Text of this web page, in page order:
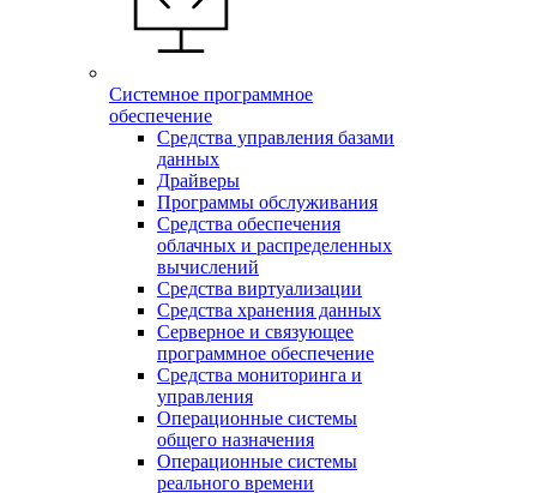
Системное программное
обеспечение
Средства управления базами
данных
Драйверы
Программы обслуживания
Средства обеспечения
облачных и распределенных
вычислений
Средства виртуализации
Средства хранения данных
Серверное и связующее
программное обеспечение
Средства мониторинга и
управления
Операционные системы
общего назначения
Операционные системы
реального времени